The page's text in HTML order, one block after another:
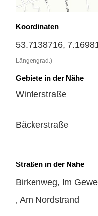
Koordinaten
53.7138716,
Längengrad.)
Gebiete in der Nähe
Winterstraße
Bäckerstraße
Straßen in der Nähe
Birkenweg, Im
,Am Nordstrand